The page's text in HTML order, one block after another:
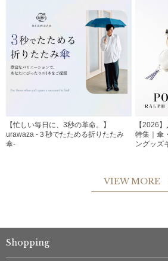
【忙しい毎日に、3秒の革命。】
urawaza -３秒でたためる折りたたみ
傘-
【2026
特集｜傘
ングッズ
VIEW MORE
Shopping